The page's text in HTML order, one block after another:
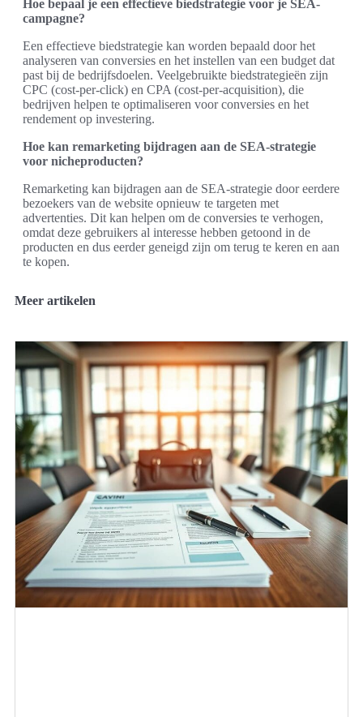
Hoe bepaal je een effectieve biedstrategie voor je SEA-
campagne?
Een effectieve biedstrategie kan worden bepaald door het
analyseren van conversies en het instellen van een budget dat
past bij de bedrijfsdoelen. Veelgebruikte biedstrategieën zijn
CPC (cost-per-click) en CPA (cost-per-acquisition), die
bedrijven helpen te optimaliseren voor conversies en het
rendement op investering.
Hoe kan remarketing bijdragen aan de SEA-strategie
voor nicheproducten?
Remarketing kan bijdragen aan de SEA-strategie door eerdere
bezoekers van de website opnieuw te targeten met
advertenties. Dit kan helpen om de conversies te verhogen,
omdat deze gebruikers al interesse hebben getoond in de
producten en dus eerder geneigd zijn om terug te keren en aan
te kopen.
Meer artikelen